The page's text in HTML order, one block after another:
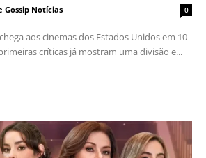
Gossip Notícias 0
aos cinemas dos Estados Unidos em 10
críticas já mostram uma divisão e...